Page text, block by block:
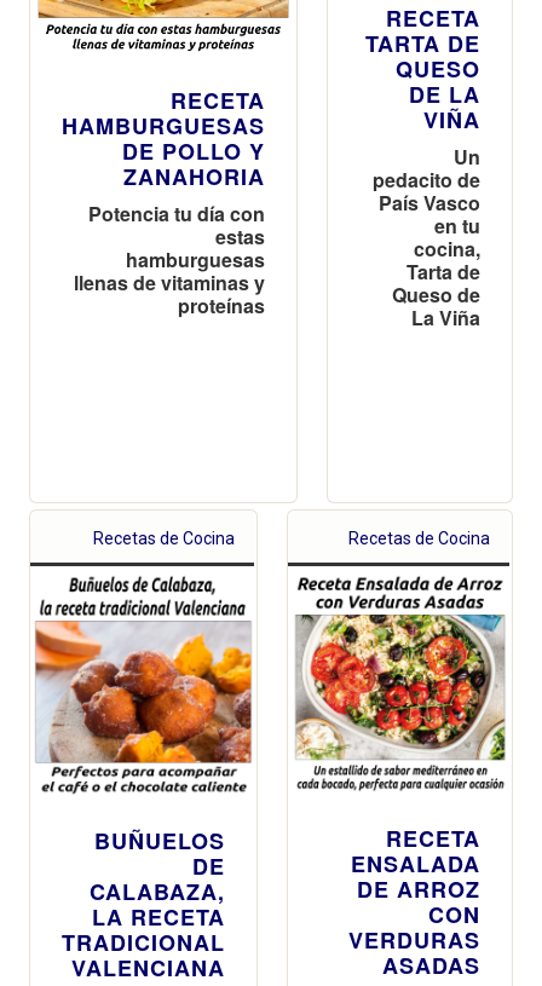
RECETA
HAMBURGUESAS
DE POLLO Y
ZANAHORIA
Potencia tu día con
estas
hamburguesas
llenas de vitaminas y
proteínas
RECETA
TARTA DE
QUESO
DE LA
VIÑA
Un
pedacito de
País Vasco
en tu
cocina,
Tarta de
Queso de
La Viña
Recetas de Cocina
BUÑUELOS
DE
CALABAZA,
LA RECETA
TRADICIONAL
VALENCIANA
Recetas de Cocina
RECETA
ENSALADA
DE ARROZ
CON
VERDURAS
ASADAS